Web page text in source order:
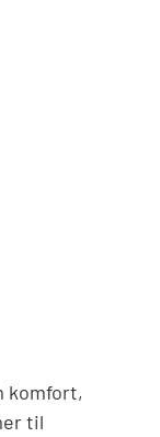
komfort,
til